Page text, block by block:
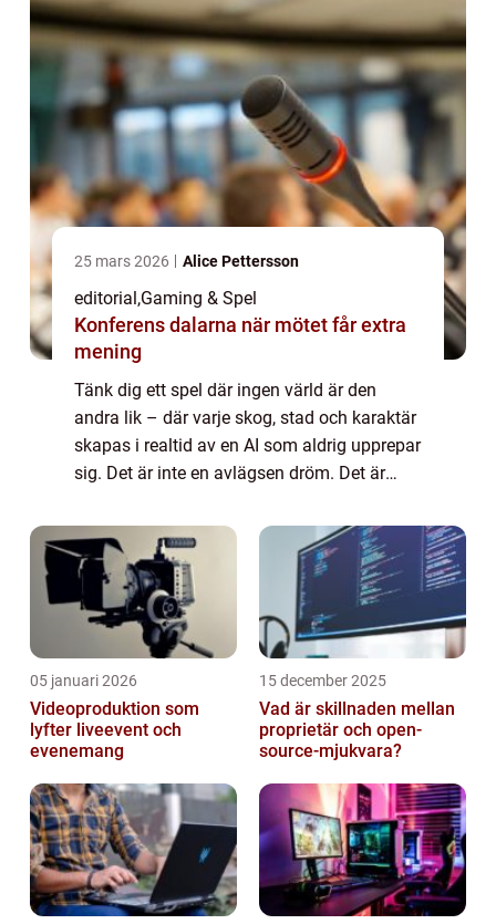
25 mars 2026 Alice Pettersson
editorial ,Gaming & Spel
Konferens dalarna när mötet får extra
mening
Tänk dig ett spel där ingen värld är den
andra lik – där varje skog, stad och karaktär
skapas i realtid av en AI som aldrig upprepar
sig. Det är inte en avlägsen dröm. Det är
05 januari 2026
Videoproduktion som
lyfter liveevent och
evenemang
15 december 2025
Vad är skillnaden mellan
proprietär och open-
source-mjukvara?